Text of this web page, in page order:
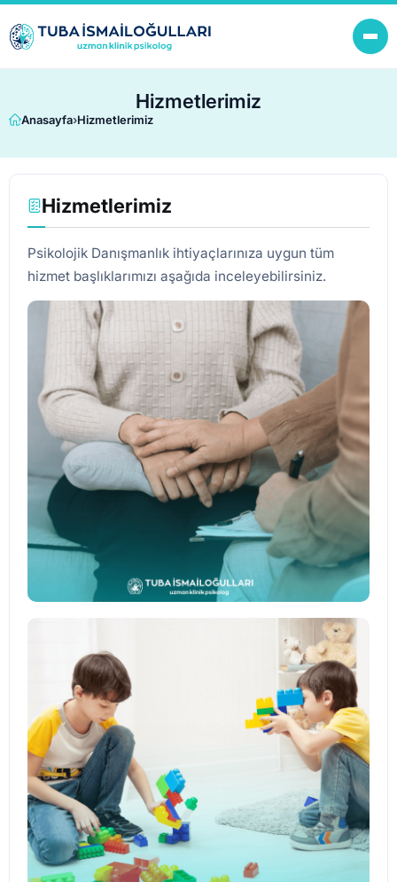
Hizmetlerimiz
Anasayfa›Hizmetlerimiz
Hizmetlerimiz
Psikolojik Danışmanlık ihtiyaçlarınıza uygun tüm
hizmet başlıklarımızı aşağıda inceleyebilirsiniz.
↗
Bireysel Danışmanlık
Duygusal denge, kaygı yönetimi ve yaşam
sorunlarına yönelik bireysel destek.